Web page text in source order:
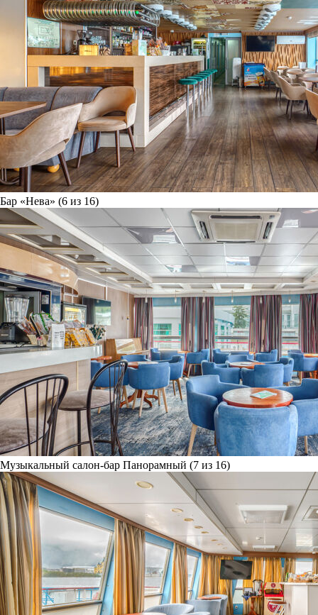
Бар «Нева» (6 из 16)
Музыкальный салон-бар Панорамный (7 из 16)